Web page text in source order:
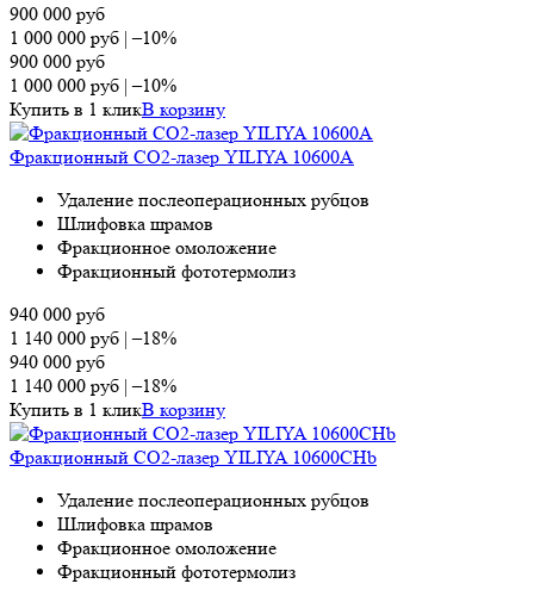
900 000 руб
1 000 000 руб |–10%
900 000 руб
1 000 000 руб |–10%
Купить в 1 кликВ корзину
Фракционный СО2-лазер YILIYA 10600A
Удаление послеоперационных рубцов
Шлифовка шрамов
Фракционное омоложение
Фракционный фототермолиз
940 000 руб
1 140 000 руб |–18%
940 000 руб
1 140 000 руб |–18%
Купить в 1 кликВ корзину
Фракционный СО2-лазер YILIYA 10600CHb
Удаление послеоперационных рубцов
Шлифовка шрамов
Фракционное омоложение
Фракционный фототермолиз